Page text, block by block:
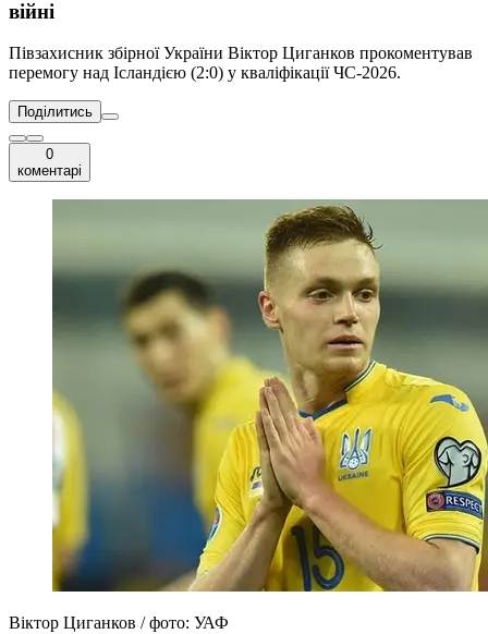
війні
Півзахисник збірної України Віктор Циганков прокоментував
перемогу над Ісландією (2:0) у кваліфікації ЧС-2026.
Поділитись
0
коментарі
Віктор Циганков / фото: УАФ